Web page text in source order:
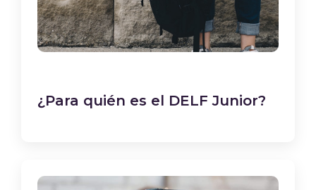
¿Para quién es el DELF Junior?